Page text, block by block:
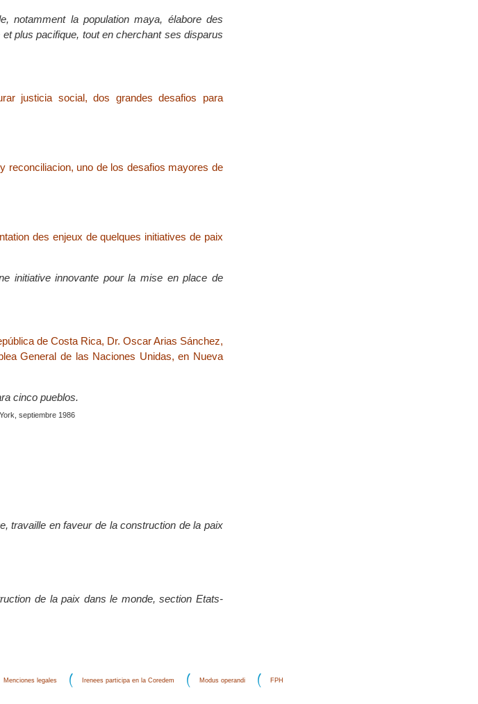
notamment la population maya, élabore des
plus pacifique, tout en cherchant ses disparus
justicia social, dos grandes desafios para
reconciliacion, uno de los desafios mayores de
des enjeux de quelques initiatives de paix
initiative innovante pour la mise en place de
de Costa Rica, Dr. Oscar Arias Sánchez,
General de las Naciones Unidas, en Nueva
cinco pueblos.
septiembre 1986
travaille en faveur de la construction de la paix
de la paix dans le monde, section Etats-
Menciones legales Irenees participa en la Coredem Modus operandi FPH